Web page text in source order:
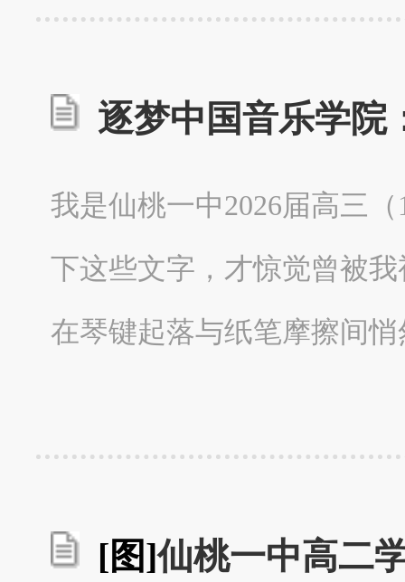
逐梦中国音乐学院
我是仙桃一中2026届高三
下这些文字，才惊觉曾被
在琴键起落与纸笔摩擦间
[图]仙桃一中高二